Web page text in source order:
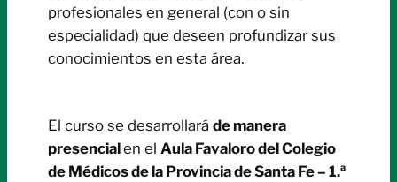
profesionales en general (con o sin
especialidad) que deseen profundizar sus
conocimientos en esta área.
El curso se desarrollará de manera
presencialen el Aula Favaloro del Colegio
de Médicos de la Provincia de Santa Fe – 1.ª